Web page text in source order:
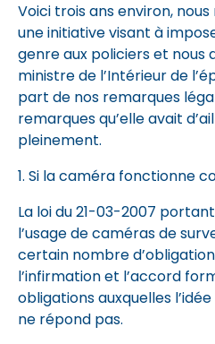
Voici trois ans environ,
une initiative visant à
genre aux policiers et nous
ministre de l’Intérieur de
part de nos remarques
remarques qu’elle avait
pleinement.
1. Si la caméra fonctionne
La loi du 21-03-2007
l’usage de caméras de
certain nombre
l’infirmation et l’accord
obligations auxquelles
ne répond pas.